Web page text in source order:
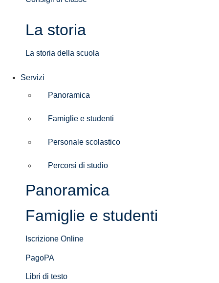
La storia
La storia della scuola
Servizi
Panoramica
Famiglie e studenti
Personale scolastico
Percorsi di studio
Panoramica
Famiglie e studenti
Iscrizione Online
PagoPA
Libri di testo